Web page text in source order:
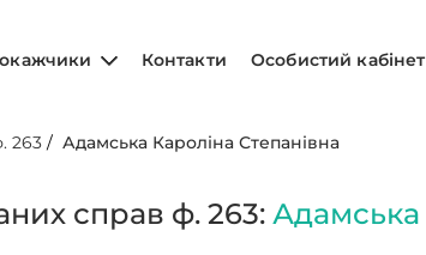
Контакти Особистий кабінет
263 /Адамська Кароліна Степанівна
справ ф. 263:Адамська